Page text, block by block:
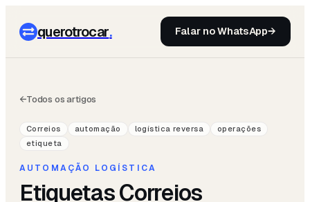
querotrocar. Falar no WhatsApp→
←Todos os artigos
Correios automação logística reversa
operações
etiqueta
AUTOMAÇÃO LOGÍSTICA
Etiquetas Correios